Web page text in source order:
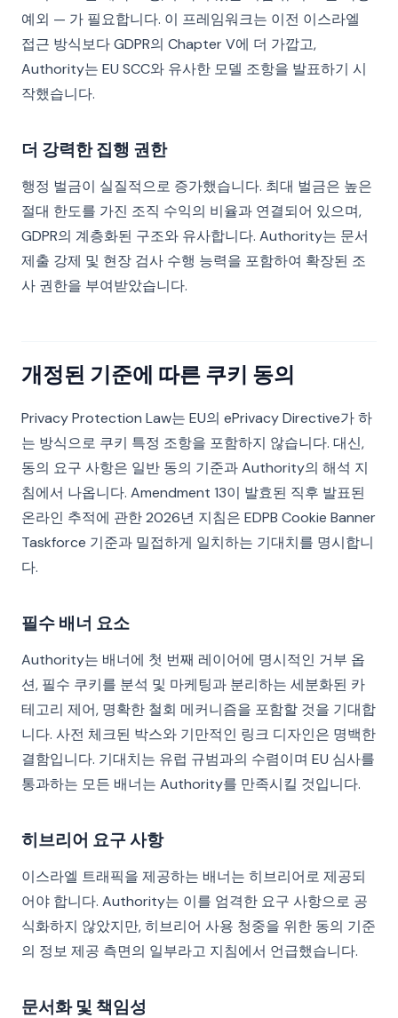
예외 — 가 필요합니다. 이 프레임워크는 이전 이스라엘
접근 방식보다 GDPR의 Chapter V에 더 가깝고,
Authority는 EU SCC와 유사한 모델 조항을 발표하기 시
작했습니다.
더 강력한 집행 권한
행정 벌금이 실질적으로 증가했습니다. 최대 벌금은 높은
절대 한도를 가진 조직 수익의 비율과 연결되어 있으며,
GDPR의 계층화된 구조와 유사합니다. Authority는 문서
제출 강제 및 현장 검사 수행 능력을 포함하여 확장된 조
사 권한을 부여받았습니다.
개정된 기준에 따른 쿠키 동의
Privacy Protection Law는 EU의 ePrivacy Directive가 하
는 방식으로 쿠키 특정 조항을 포함하지 않습니다. 대신,
동의 요구 사항은 일반 동의 기준과 Authority의 해석 지
침에서 나옵니다. Amendment 13이 발효된 직후 발표된
온라인 추적에 관한 2026년 지침은 EDPB Cookie Banner
Taskforce 기준과 밀접하게 일치하는 기대치를 명시합니
다.
필수 배너 요소
Authority는 배너에 첫 번째 레이어에 명시적인 거부 옵
션, 필수 쿠키를 분석 및 마케팅과 분리하는 세분화된 카
테고리 제어, 명확한 철회 메커니즘을 포함할 것을 기대합
니다. 사전 체크된 박스와 기만적인 링크 디자인은 명백한
결함입니다. 기대치는 유럽 규범과의 수렴이며 EU 심사를
통과하는 모든 배너는 Authority를 만족시킬 것입니다.
히브리어 요구 사항
이스라엘 트래픽을 제공하는 배너는 히브리어로 제공되
어야 합니다. Authority는 이를 엄격한 요구 사항으로 공
식화하지 않았지만, 히브리어 사용 청중을 위한 동의 기준
의 정보 제공 측면의 일부라고 지침에서 언급했습니다.
문서화 및 책임성